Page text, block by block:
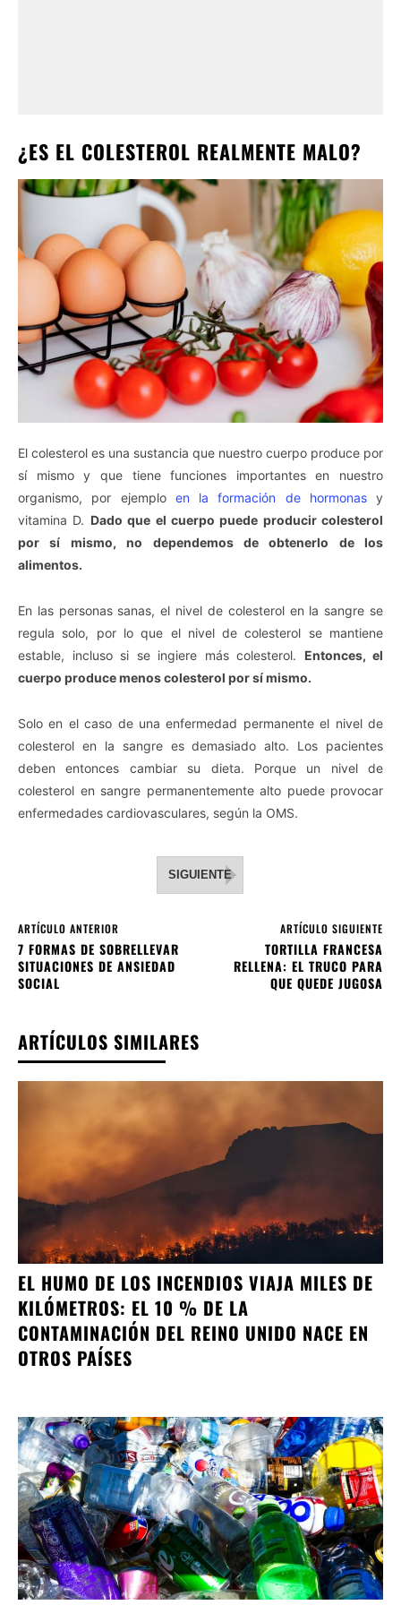
¿ES EL COLESTEROL REALMENTE MALO?
El colesterol es una sustancia que nuestro cuerpo produce por
sí mismo y que tiene funciones importantes en nuestro
organismo, por ejemplo en la formación de hormonasy
vitamina D. Dado que el cuerpo puede producir colesterol
por sí mismo, no dependemos de obtenerlo de los
alimentos.
En las personas sanas, el nivel de colesterol en la sangre se
regula solo, por lo que el nivel de colesterol se mantiene
estable, incluso si se ingiere más colesterol. Entonces, el
cuerpo produce menos colesterol por sí mismo.
Solo en el caso de una enfermedad permanente el nivel de
colesterol en la sangre es demasiado alto. Los pacientes
deben entonces cambiar su dieta. Porque un nivel de
colesterol en sangre permanentemente alto puede provocar
enfermedades cardiovasculares, según la OMS.
SIGUIENTE
ARTÍCULO ANTERIOR
7 FORMAS DE SOBRELLEVAR
SITUACIONES DE ANSIEDAD
SOCIAL
ARTÍCULO SIGUIENTE
TORTILLA FRANCESA
RELLENA: EL TRUCO PARA
QUE QUEDE JUGOSA
ARTÍCULOS SIMILARES
EL HUMO DE LOS INCENDIOS VIAJA MILES DE
KILÓMETROS: EL 10 % DE LA
CONTAMINACIÓN DEL REINO UNIDO NACE EN
OTROS PAÍSES